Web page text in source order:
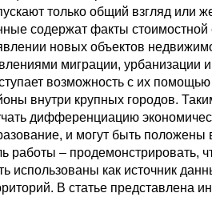
только общий взгляд или
содержат факты
новых объектов
миграции, урбанизации
возможность с их
внутри крупных городов.
дифференциацию
и могут быть положены
работы – продемонстрировать,
использованы как источник
В статье представлена